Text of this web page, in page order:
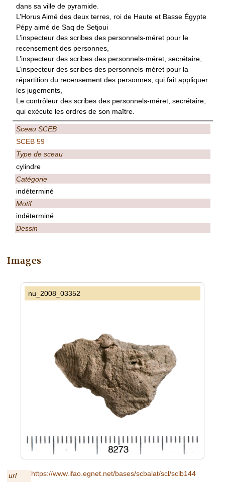
dans sa ville de pyramide.
L’Horus Aimé des deux terres, roi de Haute et Basse Égypte
Pépy aimé de Saq de Setjoui
L’inspecteur des scribes des personnels-méret pour le
recensement des personnes,
L’inspecteur des scribes des personnels-méret, secrétaire,
L’inspecteur des scribes des personnels-méret pour la
répartition du recensement des personnes, qui fait appliquer
les jugements,
Le contrôleur des scribes des personnels-méret, secrétaire,
qui exécute les ordres de son maître.
Sceau SCEB
SCEB 59
Type de sceau
cylindre
Catégorie
indéterminé
Motif
indéterminé
Dessin
Images
nu_2008_03352
url https://www.ifao.egnet.net/bases/scbalat/scl/sclb144